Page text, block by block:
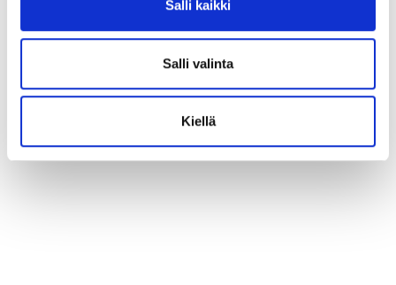
Salli kaikki
Salli valinta
Kiellä